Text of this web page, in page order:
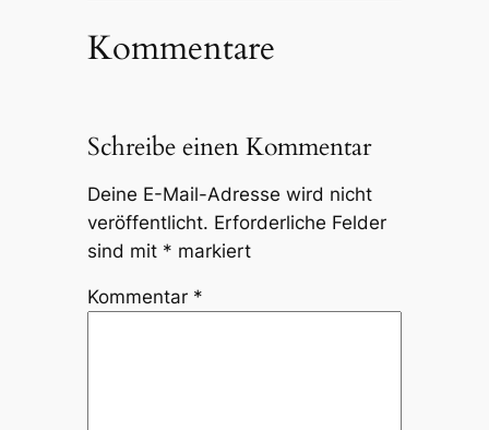
Kommentare
Schreibe einen Kommentar
Deine E-Mail-Adresse wird nicht
veröffentlicht. Erforderliche Felder
sind mit * markiert
Kommentar *